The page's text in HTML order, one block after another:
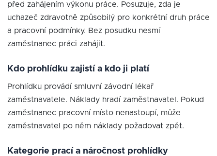
před zahájením výkonu práce. Posuzuje, zda je
uchazeč zdravotně způsobilý pro konkrétní druh práce
a pracovní podmínky. Bez posudku nesmí
zaměstnanec práci zahájit.
Kdo prohlídku zajistí a kdo ji platí
Prohlídku provádí smluvní závodní lékař
zaměstnavatele. Náklady hradí zaměstnavatel. Pokud
zaměstnanec pracovní místo nenastoupí, může
zaměstnavatel po něm náklady požadovat zpět.
Kategorie prací a náročnost prohlídky